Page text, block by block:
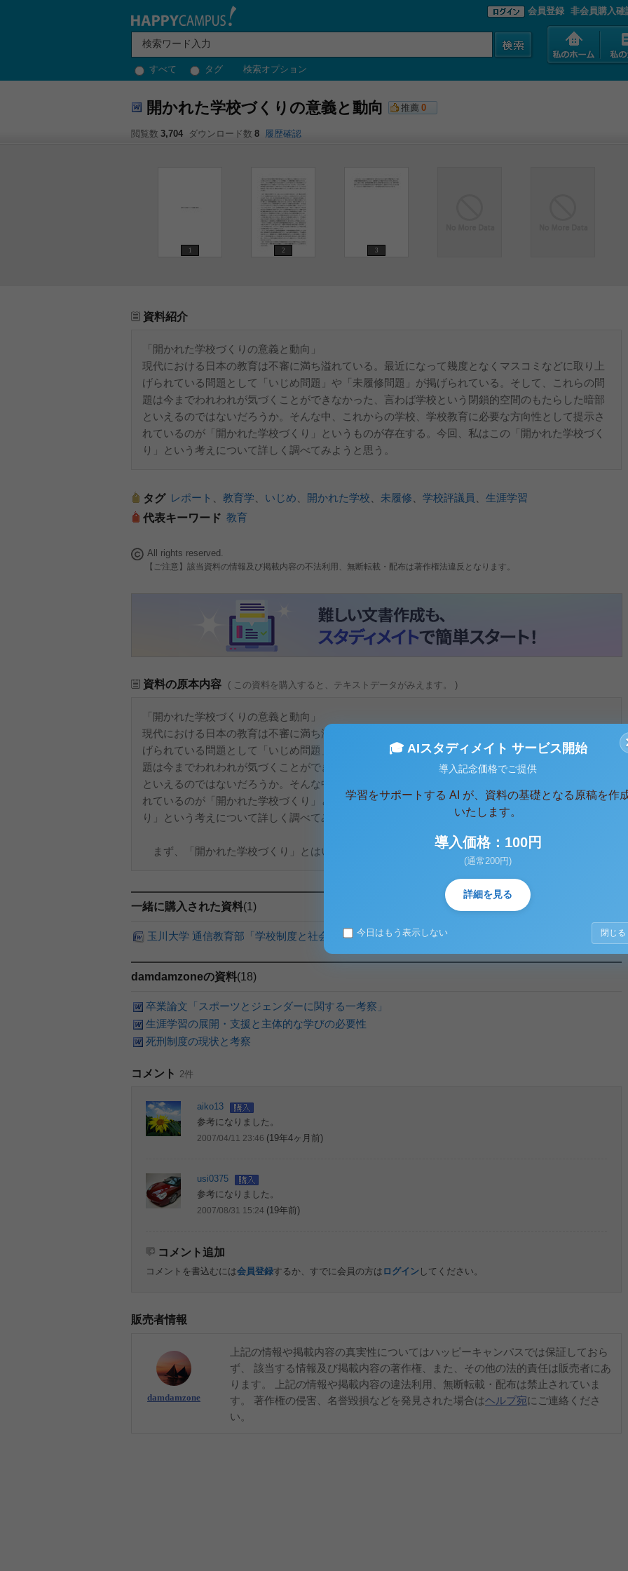
すべて タグ 検索オプション
会員登録 非会員購入確
開かれた学校づくりの意義と動向 推薦 0
閲覧数 3,704 ダウンロード数 8 履歴確認
1 2 3
資料紹介
「開かれた学校づくりの意義と動向」
現代における日本の教育は不審に満ち溢れている。最近になって幾度となくマスコミなどに取り上
げられている問題として「いじめ問題」や「未履修問題」が掲げられている。そして、これらの問
題は今までわれわれが気づくことができなかった、言わば学校という閉鎖的空間のもたらした暗部
といえるのではないだろうか。そんな中、これからの学校、学校教育に必要な方向性として提示さ
れているのが「開かれた学校づくり」というものが存在する。今回、私はこの「開かれた学校づく
り」という考えについて詳しく調べてみようと思う。
タグ レポート 教育学 いじめ 開かれた学校 未履修 学校評議員
生涯学習
代表キーワード 教育
All rights reserved.
【ご注意】該当資料の情報及び掲載内容の不法利用、無断転載・配布は著作権法違反となります。
資料の原本内容 ( この資料を購入すると、テキストデータがみえます。 )
「開かれた学校づくりの意義と動向」
現代における日本の教育は不審に満ち溢れている。最近になって幾度となくマスコミなどに取り上
げられている問題として「いじめ問題」や「未履修問題」が掲げられている。そして、これらの問
題は今までわれわれが気づくことができなかった、言わば学校という閉鎖的空間のもたらした暗部
といえるのではないだろうか。そんな中、これからの学校、学校教育に必要な方向性として提示さ
れているのが「開かれた学校づくり」というものが存在する。今回、私はこの「開かれた学校づく
り」という考えについて詳しく調べてみようと思う。
まず、「開かれた学校づくり」とはいったいどんな考えであるのか。この「...
一緒に購入された資料(1)
玉川大学 通信教育部「学校制度と社会」第2分冊 評価A
damdamzoneの資料(18)
卒業論文「スポーツとジェンダーに関する一考察」
生涯学習の展開・支援と主体的な学びの必要性
死刑制度の現状と考察
コメント 2件
aiko13
参考になりました。
2007/04/11 23:46 (19年4ヶ月前)
usi0375
参考になりました。
2007/08/31 15:24 (19年前)
コメント追加
コメントを書込むには会員登録するか、すでに会員の方は ログイン してください。
販売者情報
damdamzone
上記の情報や掲載内容の真実性についてはハッピーキャンパスでは保証しておら
ず、 該当する情報及び掲載内容の著作権、また、その他の法的責任は販売者にあ
ります。 上記の情報や掲載内容の違法利用、無断転載・配布は禁止されていま
す。 著作権の侵害、名誉毀損などを発見された場合はヘルプ宛にご連絡くださ
い。
🎓 AIスタディメイト サービス開始
導入記念価格でご提供
学習をサポートする AI が、資料の基礎となる原稿を作
いたします。
導入価格：100円
(通常200円)
詳細を見る
今日はもう表示しない 閉じる